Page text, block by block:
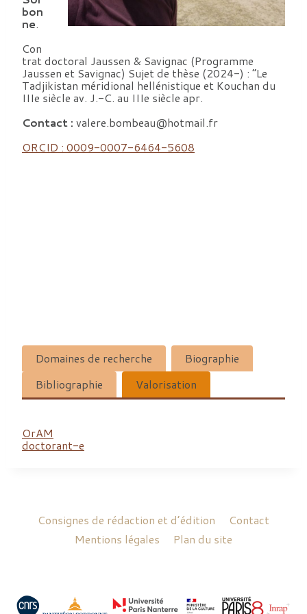
bon
ne.
Con
trat doctoral Jaussen & Savignac (Programme
Jaussen et Savignac) Sujet de thèse (2024-) : “Le
Tadjikistan méridional hellénistique et Kouchan du
IIIe siècle av. J.-C. au IIIe siècle apr.
Contact : valere.bombeau@hotmail.fr
ORCID : 0009-0007-6464-5608
Domaines de recherche
Biographie
Bibliographie
Valorisation
OrAM
doctorant-e
Consignes de rédaction et d’édition
Contact
Mentions légales
Plan du site